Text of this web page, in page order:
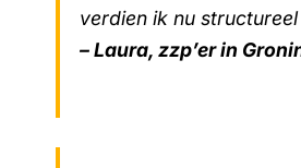
verdien ik nu structureel
– Laura, zzp’er in